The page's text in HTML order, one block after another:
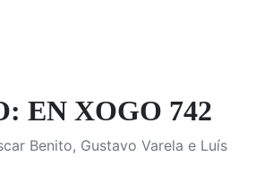
EN XOGO 742
Benito, Gustavo Varela e Luís